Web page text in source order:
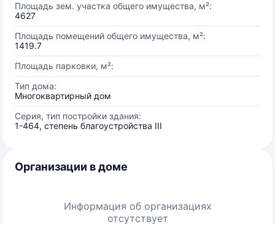
Площадь зем. участка общего имущества, м²:
4627
Площадь помещений общего имущества, м²:
1419.7
Площадь парковки, м²:
Тип дома:
Многоквартирный дом
Серия, тип постройки здания:
1-464, степень благоустройства III
Организации в доме
Информация об организациях
отсутствует